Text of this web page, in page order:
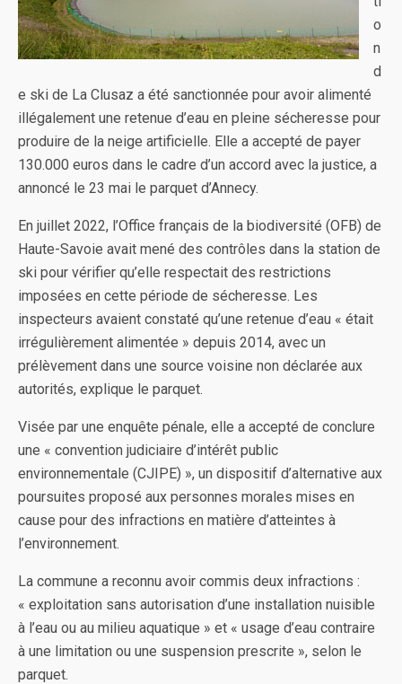
o
n
d
e ski de La Clusaz a été sanctionnée pour avoir alimenté
illégalement une retenue d’eau en pleine sécheresse pour
produire de la neige artificielle. Elle a accepté de payer
130.000 euros dans le cadre d’un accord avec la justice, a
annoncé le 23 mai le parquet d’Annecy.
En juillet 2022, l’Office français de la biodiversité (OFB) de
Haute-Savoie avait mené des contrôles dans la station de
ski pour vérifier qu’elle respectait des restrictions
imposées en cette période de sécheresse. Les
inspecteurs avaient constaté qu’une retenue d’eau « était
irrégulièrement alimentée » depuis 2014, avec un
prélèvement dans une source voisine non déclarée aux
autorités, explique le parquet.
Visée par une enquête pénale, elle a accepté de conclure
une « convention judiciaire d’intérêt public
environnementale (CJIPE) », un dispositif d’alternative aux
poursuites proposé aux personnes morales mises en
cause pour des infractions en matière d’atteintes à
l’environnement.
La commune a reconnu avoir commis deux infractions :
« exploitation sans autorisation d’une installation nuisible
à l’eau ou au milieu aquatique » et « usage d’eau contraire
à une limitation ou une suspension prescrite », selon le
parquet.